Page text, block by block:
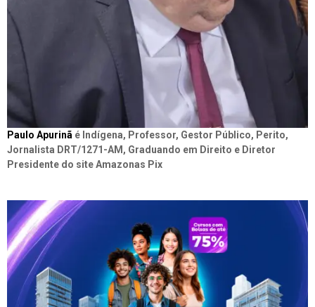
Paulo Apurinã é Indígena, Professor, Gestor Público, Perito,
Jornalista DRT/1271-AM, Graduando em Direito e Diretor
Presidente do site Amazonas Pix